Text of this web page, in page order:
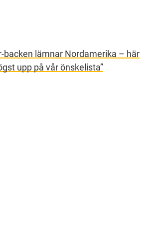
backen lämnar Nordamerika – här
upp på vår önskelista”